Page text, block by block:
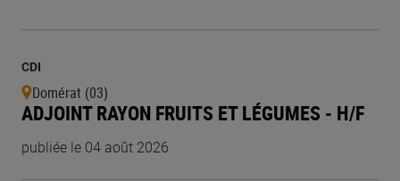
CDI
Domérat (03)
ADJOINT RAYON FRUITS ET LÉGUMES - H/F
publiée le 04 août 2026